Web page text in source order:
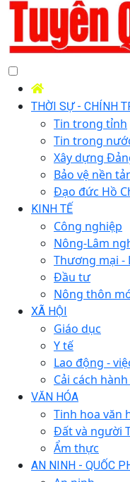
THỜI SỰ - CHÍNH
Tin trong tỉnh
Tin trong
Xây dựng
Bảo vệ nền
Đạo đức Hồ
KINH TẾ
Công nghiệp
Nông-Lâm
Thương mại -
Đầu tư
Nông thôn
XÃ HỘI
Giáo dục
Y tế
Lao động -
Cải cách
VĂN HÓA
Tinh hoa văn
Đất và người
Ẩm thực
AN NINH - QUỐC